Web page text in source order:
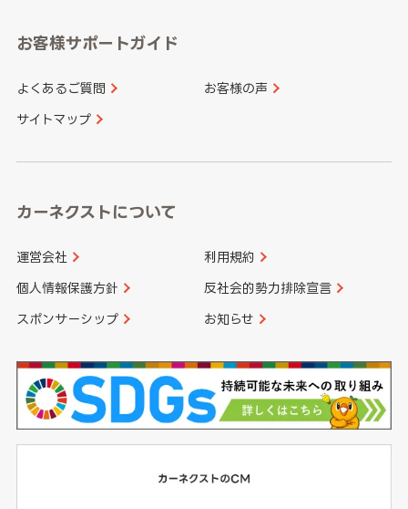
愛知県
和歌山県
山口県
香川県 愛媛県
長崎県
大分県 宮崎県
お客様サポートガイド
よくあるご質問 お客様の声
サイトマップ
カーネクストについて
運営会社 利用規約
個人情報保護方針 反社会的勢力排除宣言
スポンサーシップ お知らせ